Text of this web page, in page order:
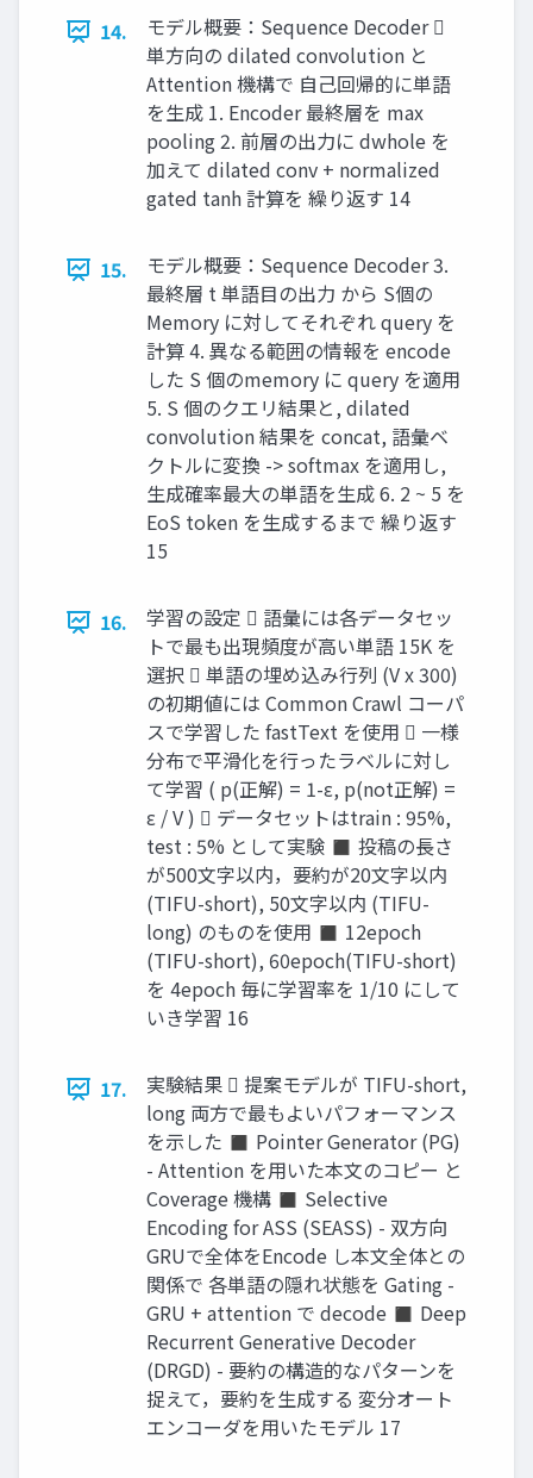
14.
モデル概要：Sequence Decoder 
単方向の dilated convolution と
Attention 機構で 自己回帰的に単語
を生成 1. Encoder 最終層を max
pooling 2. 前層の出力に dwhole を
加えて dilated conv + normalized
gated tanh 計算を 繰り返す 14
15.
モデル概要：Sequence Decoder 3.
最終層 t 単語目の出力 から S個の
Memory に対してそれぞれ query を
計算 4. 異なる範囲の情報を encode
した S 個のmemory に query を適用
5. S 個のクエリ結果と, dilated
convolution 結果を concat, 語彙ベ
クトルに変換 -> softmax を適用し,
生成確率最大の単語を生成 6. 2 ~ 5 を
EoS token を生成するまで 繰り返す
15
16.
学習の設定  語彙には各データセッ
トで最も出現頻度が高い単語 15K を
選択  単語の埋め込み行列 (V x 300)
の初期値には Common Crawl コーパ
スで学習した fastText を使用  一様
分布で平滑化を行ったラベルに対し
て学習 ( p(正解) = 1-ε, p(not正解) =
ε / V )  データセットはtrain : 95%,
test : 5% として実験 ◼ 投稿の長さ
が500文字以内，要約が20文字以内
(TIFU-short), 50文字以内 (TIFU-
long) のものを使用 ◼ 12epoch
(TIFU-short), 60epoch(TIFU-short)
を 4epoch 毎に学習率を 1/10 にして
いき学習 16
17.
実験結果  提案モデルが TIFU-short,
long 両方で最もよいパフォーマンス
を示した ◼ Pointer Generator (PG)
- Attention を用いた本文のコピー と
Coverage 機構 ◼ Selective
Encoding for ASS (SEASS) - 双方向
GRUで全体をEncode し本文全体との
関係で 各単語の隠れ状態を Gating -
GRU + attention で decode ◼ Deep
Recurrent Generative Decoder
(DRGD) - 要約の構造的なパターンを
捉えて，要約を生成する 変分オート
エンコーダを用いたモデル 17